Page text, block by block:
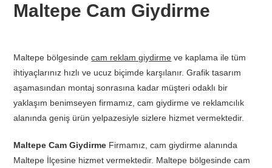
Maltepe Cam Giydirme
Maltepe bölgesindecam reklam giydirme ve kaplama ile tüm
ihtiyaçlarınız hızlı ve ucuz biçimde karşılanır. Grafik tasarım
aşamasından montaj sonrasına kadar müşteri odaklı bir
yaklaşım benimseyen firmamız, cam giydirme ve reklamcılık
alanında geniş ürün yelpazesiyle sizlere hizmet vermektedir.
Maltepe Cam Giydirme Firmamız, cam giydirme alanında
Maltepe İlçesine hizmet vermektedir. Maltepe bölgesinde cam